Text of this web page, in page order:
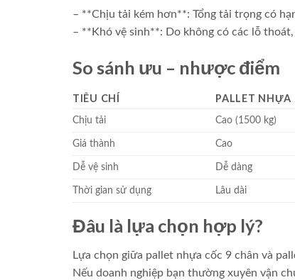
– **Chịu tải kém hơn**: Tổng tải trọng có
– **Khó vệ sinh**: Do không có các lỗ
So sánh ưu – nhược điểm
TIÊU CHÍ PALLET NHỰA
Chịu tải Cao (1500 kg)
Giá thành Cao
Dễ vệ sinh Dễ dàng
Thời gian sử dụng Lâu dài
Đâu là lựa chọn hợp lý?
Lựa chọn giữa pallet nhựa cốc 9 chân và
Nếu doanh nghiệp bạn thường xuyên vận